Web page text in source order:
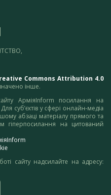
Commons Attribution 4.0
інше.
АрміяInform посилання на
суб’єктів у сфері онлайн-медіа
абзаці матеріалу прямого та
гіперпосилання на цитований
сайту надсилайте на адресу: